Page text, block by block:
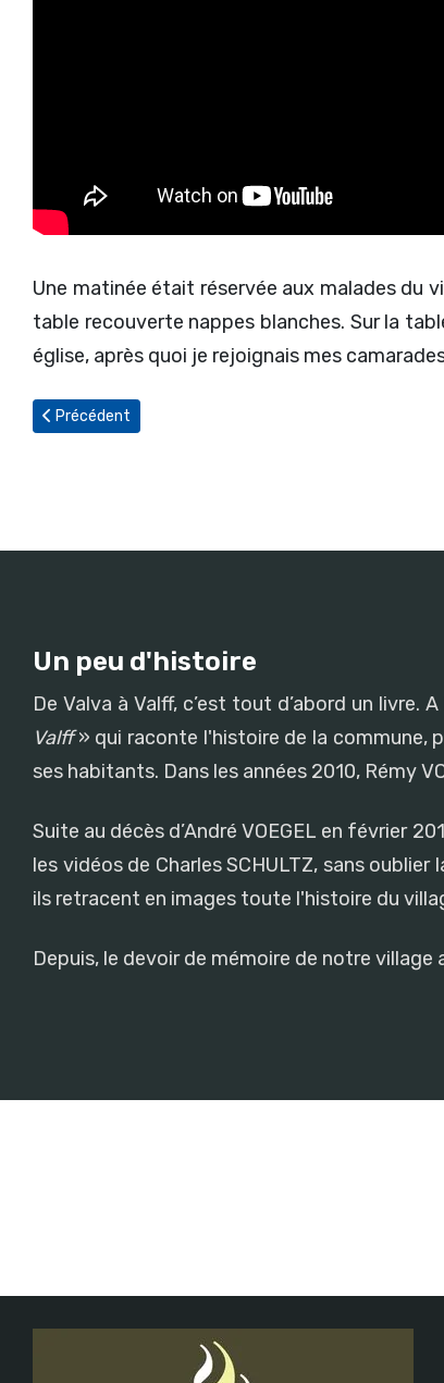
Une matinée était réservée aux malades du
table recouverte nappes blanches. Sur la
église, après quoi je rejoignais mes
Article précédent : La Fête-Dieu
Précédent
Un peu d'histoire
De Valva à Valff, c’est tout d’abord un livre.
Valff» qui raconte l'histoire de la commune,
ses habitants. Dans les années 2010, Rémy
Suite au décès d’André VOEGEL en février
les vidéos de Charles SCHULTZ, sans
ils retracent en images toute l'histoire du
Depuis, le devoir de mémoire de notre